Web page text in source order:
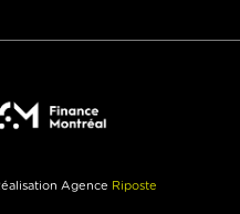
Agence Riposte